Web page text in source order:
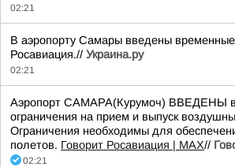
02:21
В аэропорту Самары введены
Росавиация.// Украина.ру
02:21
Аэропорт САМАРА(Курумоч) ВВЕДЕНЫ
ограничения на прием и выпуск
Ограничения необходимы для
полетов. Говорит Росавиация | MAX//
02:21